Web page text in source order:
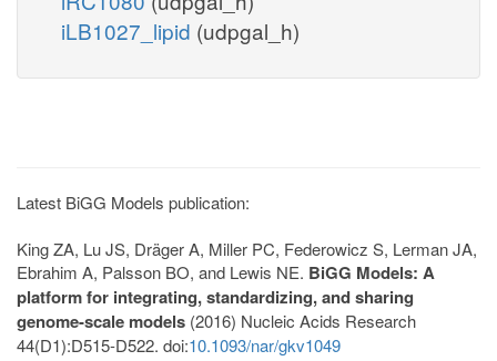
iLB1027_lipid (udpgal_h)
Latest BiGG Models publication:
King ZA, Lu JS, Dräger A, Miller PC, Federowicz S, Lerman JA,
Ebrahim A, Palsson BO, and Lewis NE. BiGG Models: A
platform for integrating, standardizing, and sharing
genome-scale models (2016) Nucleic Acids Research
44(D1):D515-D522. doi:10.1093/nar/gkv1049